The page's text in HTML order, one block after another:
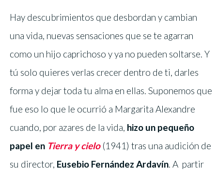
Hay descubrimientos que desbordan y cambian
una vida, nuevas sensaciones que se te agarran
como un hijo caprichoso y ya no pueden soltarse. Y
tú solo quieres verlas crecer dentro de ti, darles
forma y dejar toda tu alma en ellas. Suponemos que
fue eso lo que le ocurrió a Margarita Alexandre
cuando, por azares de la vida, hizo un pequeño
papel en Tierra y cielo(1941) tras una audición de
su director, Eusebio Fernández Ardavín . A partir